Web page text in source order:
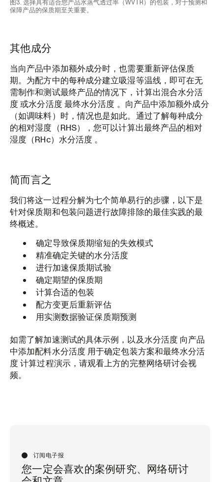
图3. 选择具有适合您产品水蒸气透过率（WVTR）的包装，对于预测和
保障产品的保质期至关重要。
其他成分
当向产品中添加额外成分时，也需要重新评估保质
期。为配方中的每种成分建立吸湿等温线，即可在无
需制作和测试最终产品的情况下，计算出混合水分活
度 或水分活度 最终水分活度 。向产品中添加额外成分
（如调味料）时，情况也是如此。通过了解每种成分
的相对湿度（RHS），您可以计算出最终产品的相对
湿度（RHc）水分活度 。
简而言之
我们将这一过程分解为七个简单易行的步骤，以下是
针对保质期和包装问题进行故障排除的最佳实践的最
终概述。
确定导致保质期缩短的失效模式
精准确定关键的水分活度
进行加速保质期试验
确定期望的保质期
计算合适的包装
配方变更后重新评估
用实测数据验证保质期预测
如需了解加速测试的具体示例，以及水分活度 向产品
中添加配料水分活度 用于确定包装方案和最终水分活
度 计算过程演示，请观看上方的完整网络研讨会视
频。
订阅电子报
您一定会喜欢的案例研究、网络研讨